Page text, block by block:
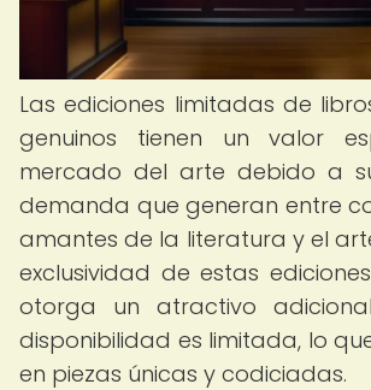
Las ediciones limitadas de
genuinos tienen un valor
mercado del arte debido a
demanda que generan entre
amantes de la literatura y el
exclusividad de estas
otorga un atractivo
disponibilidad es limitada, lo
en piezas únicas y codiciadas.